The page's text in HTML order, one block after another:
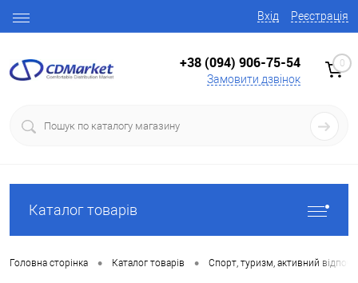
Вхід Реєстрація
+38 (094) 906-75-54
Замовити дзвінок
0
Каталог товарів
Головна сторінка • Каталог товарів • Спорт, туризм, активний